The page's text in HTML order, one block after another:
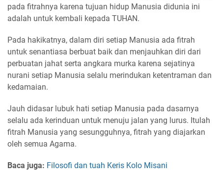
pada fitrahnya karena tujuan hidup Manusia didunia ini
adalah untuk kembali kepada TUHAN.
Pada hakikatnya, dalam diri setiap Manusia ada fitrah
untuk senantiasa berbuat baik dan menjauhkan diri dari
perbuatan jahat serta angkara murka karena sejatinya
nurani setiap Manusia selalu merindukan ketentraman dan
kedamaian.
Jauh didasar lubuk hati setiap Manusia pada dasarnya
selalu ada kerinduan untuk menuju jalan yang lurus. Itulah
fitrah Manusia yang sesungguhnya, fitrah yang diajarkan
oleh semua Agama.
Baca juga: Filosofi dan tuah Keris Kolo Misani